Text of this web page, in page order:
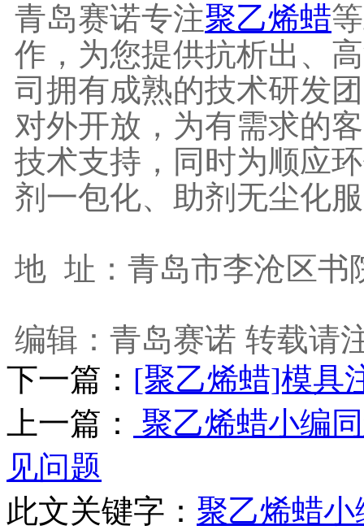
青岛赛诺专注聚乙烯蜡
作，为您提供抗析出、
司拥有成熟的技术研发
对外开放，为有需求的
技术支持，同时为顺应
剂一包化、助剂无尘化
地 址：青岛市李沧区书
编辑：青岛赛诺 转载请
下一篇： [聚乙烯蜡]模具
上一篇：
聚乙烯蜡小编
见问题
此文关键字： 聚乙烯蜡